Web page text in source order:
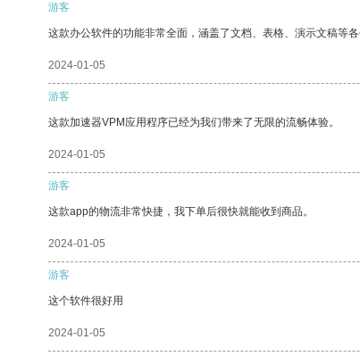
游客
这款办公软件的功能非常全面，涵盖了文档、表格、演示文稿等
2024-01-05
游客
这款加速器VPM应用程序已经为我们带来了无限的流畅体验。
2024-01-05
游客
这款app的物流非常快捷，我下单后很快就能收到商品。
2024-01-05
游客
这个软件很好用
2024-01-05